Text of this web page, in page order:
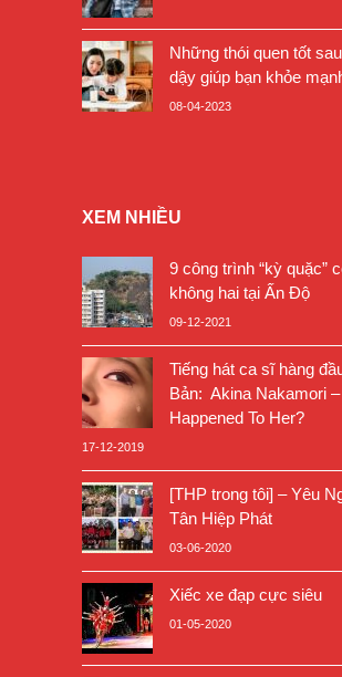
Những thói quen tốt
dậy giúp bạn khỏe
08-04-2023
XEM NHIỀU
9 công trình “kỳ quặc”
không hai tại Ấn Độ
09-12-2021
Tiếng hát ca sĩ hàng
Bản: Akina Nakamori
Happened To Her?
17-12-2019
[THP trong tôi] – Yêu
Tân Hiệp Phát
03-06-2020
Xiếc xe đạp cực siêu
01-05-2020